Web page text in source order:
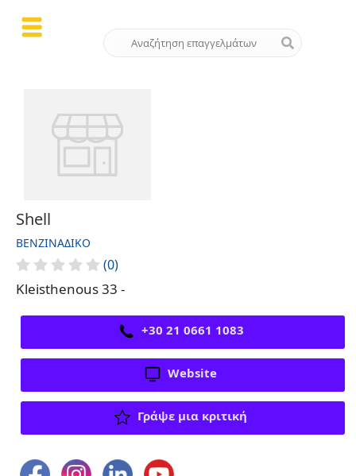
Shell
ΒΕΝΖΙΝΆΔΙΚΟ
(0)
Kleisthenous 33 -
+30 21 0661 1083
Website
Γράψε μια κριτική